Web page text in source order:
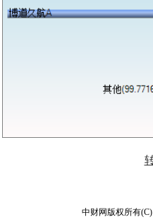
中财网版权所有